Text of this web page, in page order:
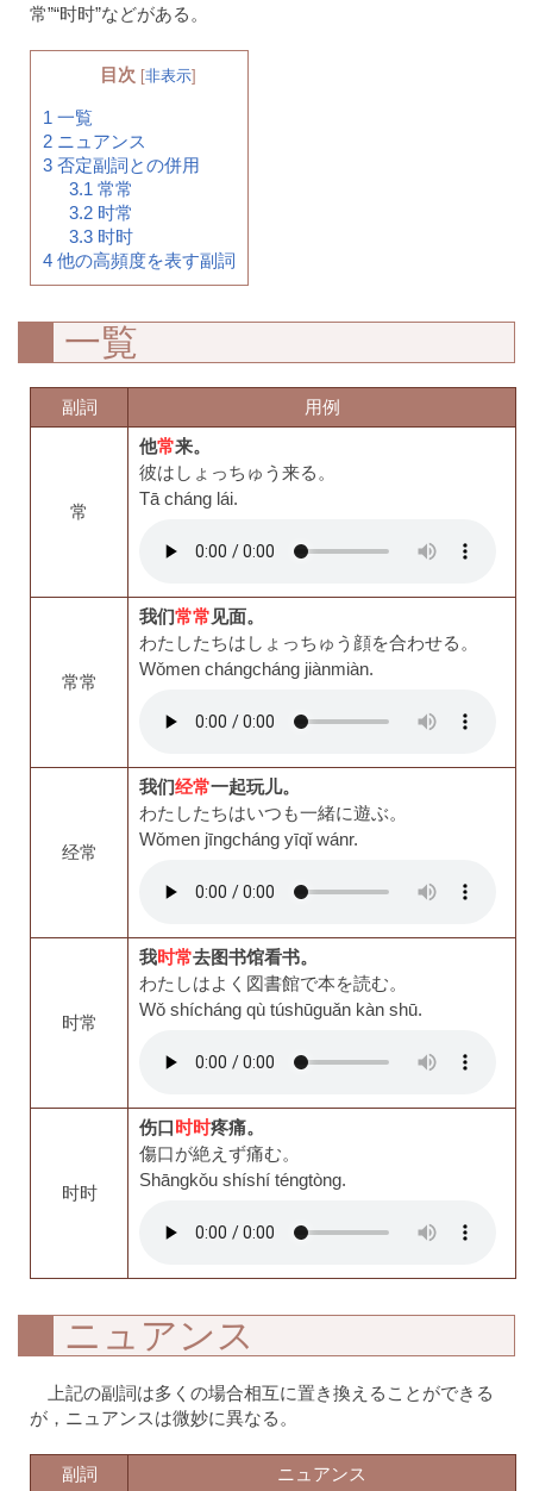
常”“时时”などがある。
目次 [非表示]
1 一覧
2 ニュアンス
3 否定副詞との併用
3.1 常常
3.2时常
3.3时时
4 他の高頻度を表す副詞
一覧
副詞 用例
常
他常来。
彼はしょっちゅう来る。
Tā cháng lái.
常常
我们常常 见面。
わたしたちはしょっちゅう顔を合わせる。
Wǒmen chángcháng jiànmiàn.
经常
我们经常一起玩儿。
わたしたちはいつも一緒に遊ぶ。
Wǒmen jīngcháng yīqǐ wánr.
时常
我时常去图书馆看书。
わたしはよく図書館で本を読む。
Wǒ shícháng qù túshūguǎn kàn shū.
时时
伤口时时疼痛。
傷口が絶えず痛む。
Shāngkǒu shíshí téngtòng.
ニュアンス
上記の副詞は多くの場合相互に置き換えることができる
が，ニュアンスは微妙に異なる。
副詞 ニュアンス